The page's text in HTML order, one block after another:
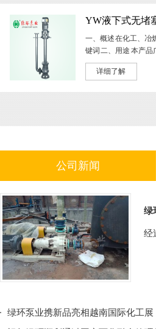
YW液下式无堵
一、概述 在化工、冶
键词 二、用途 本产品
详细了解
公司新闻
绿
经
绿环泵业携新品亮相越南国际化工展